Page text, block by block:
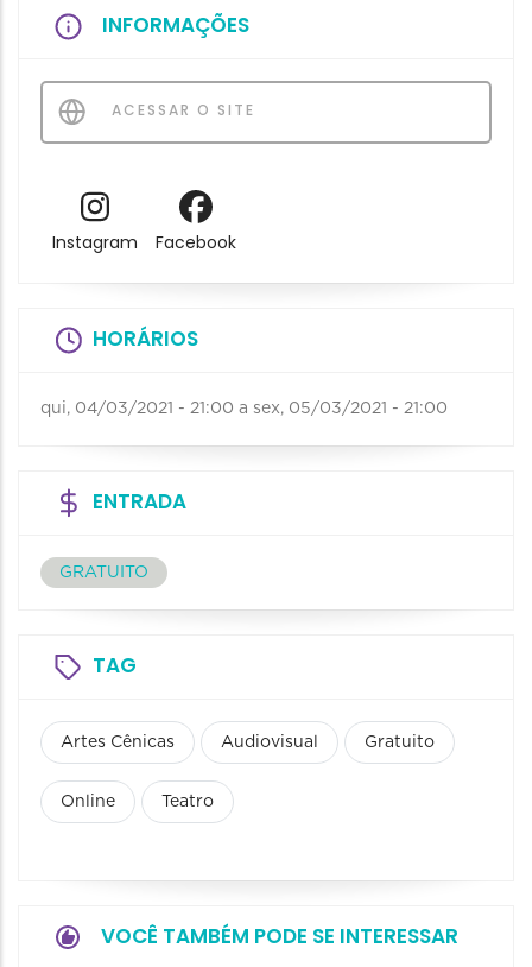
INFORMAÇÕES
ACESSAR O SITE
Instagram Facebook
HORÁRIOS
qui, 04/03/2021 - 21:00 a sex, 05/03/2021 - 21:00
ENTRADA
GRATUITO
TAG
Artes Cênicas Audiovisual Gratuito
Online Teatro
VOCÊ TAMBÉM PODE SE INTERESSAR